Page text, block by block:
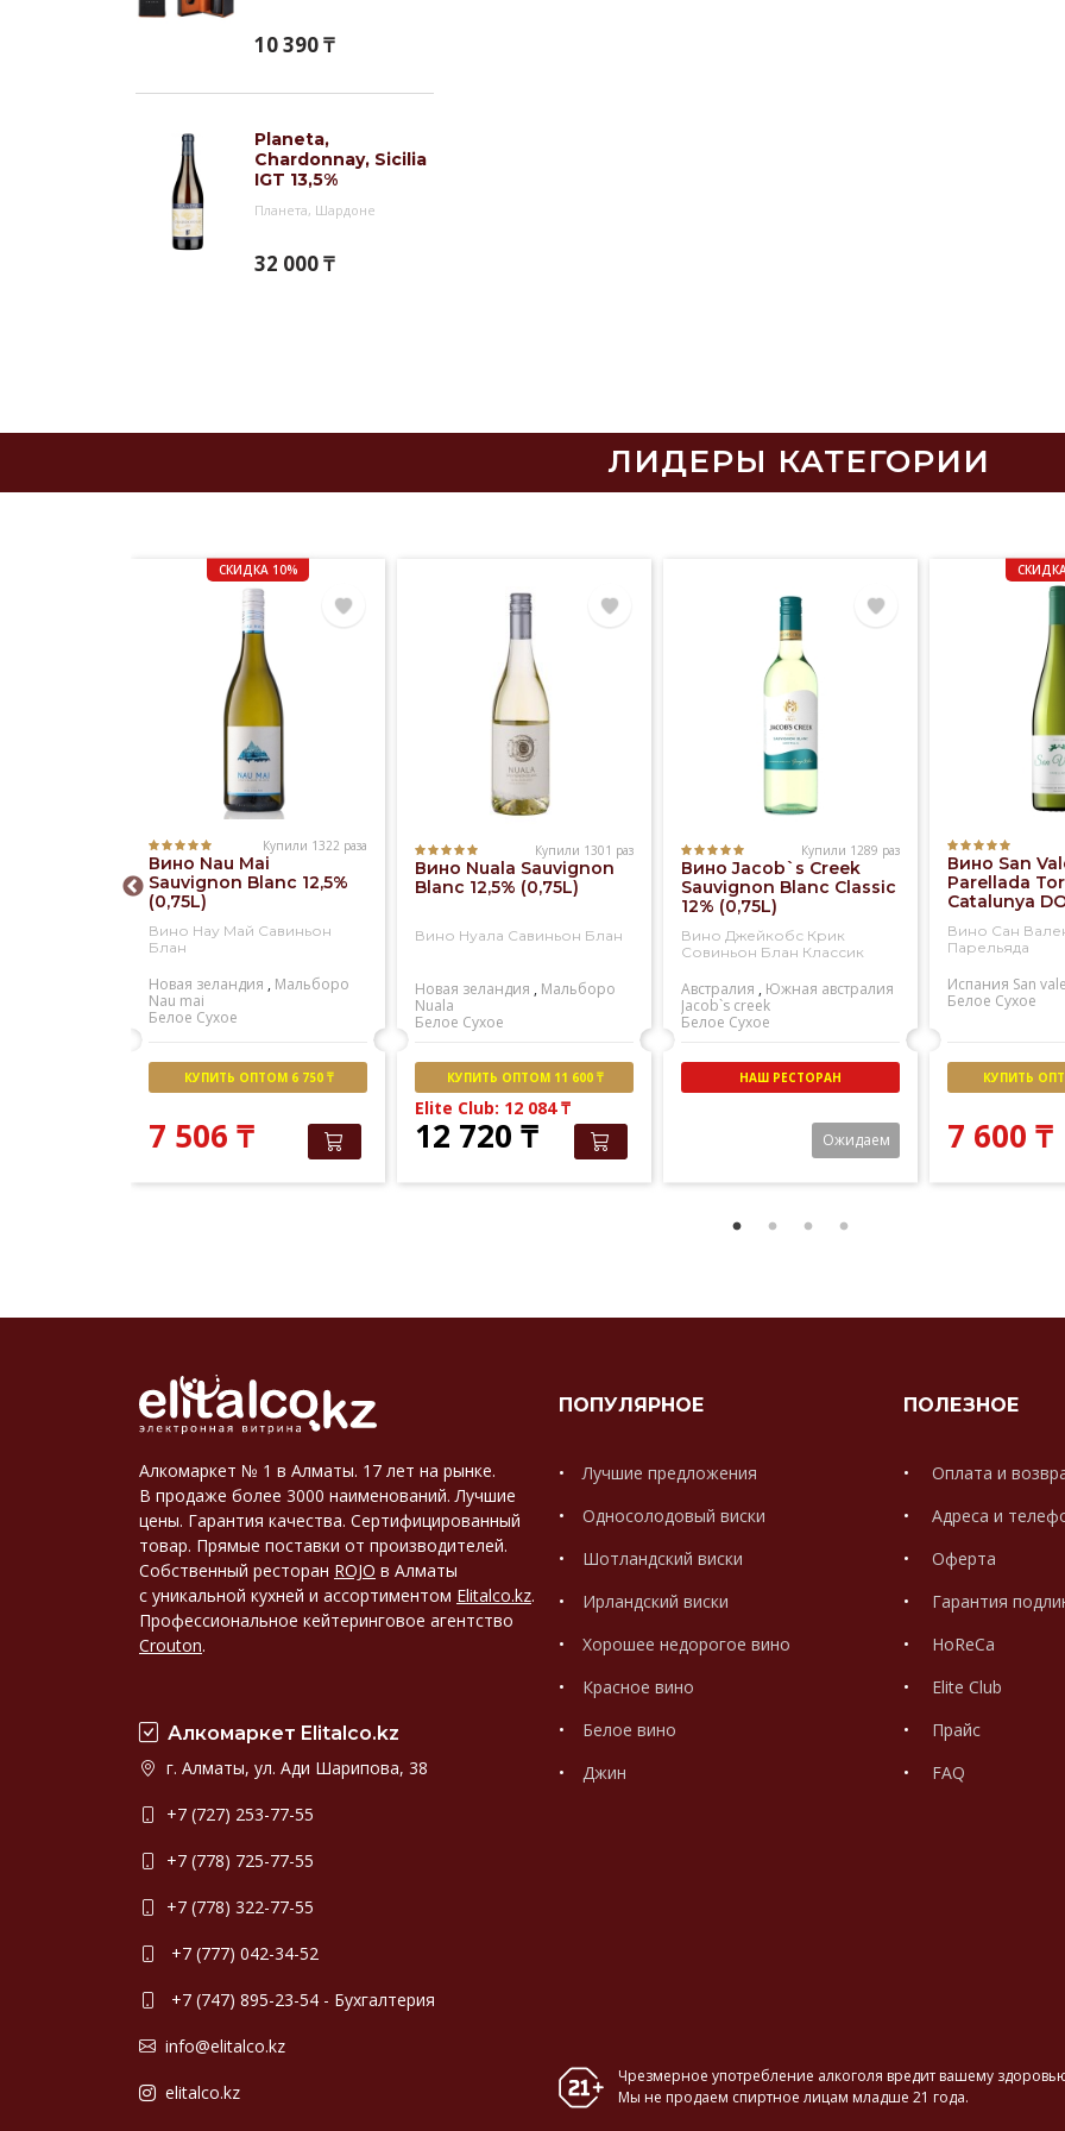
10 390 ₸
Planeta,
Chardonnay, Sicilia
IGT 13,5%
Планета, Шардоне
32 000 ₸
ЛИДЕРЫ КАТЕГОРИИ
СКИДКА 10%
Купили 1322 раза
Вино Nau Mai
Sauvignon Blanc 12,5%
(0,75L)
Вино Нау Май Савиньон
Блан
Новая зеландия , Мальборо
Nau mai
Белое Сухое
КУПИТЬ ОПТОМ 6 750 ₸
7 506 ₸
Купили 1301 раз
Вино Nuala Sauvignon
Blanc 12,5% (0,75L)
Вино Нуала Савиньон Блан
Новая зеландия , Мальборо
Nuala
Белое Сухое
КУПИТЬ ОПТОМ 11 600 ₸
Elite Club: 12 084₸
12 720 ₸
Купили 1289 раз
Вино Jacob`s Creek
Sauvignon Blanc Classic
12% (0,75L)
Вино Джейкобс Крик
Совиньон Блан Классик
Австралия , Южная австралия
Jacob`s creek
Белое Сухое
НАШ РЕСТОРАН
Ожидаем
Вино San
Parellada
Catalunya
Вино Сан
Парельяда
Испания San
Белое Сухое
КУПИТЬ
7 600 ₸
Алкомаркет № 1 в Алматы. 17 лет на рынке.
В продаже более 3000 наименований. Лучшие
цены. Гарантия качества. Сертифицированный
товар. Прямые поставки от производителей.
Собственный ресторан ROJO в Алматы
с уникальной кухней и ассортиментом Elitalco.kz.
Профессиональное кейтеринговое агентство
Crouton.
Алкомаркет Elitalco.kz
г. Алматы, ул. Ади Шарипова, 38
+7 (727) 253-77-55
+7 (778) 725-77-55
+7 (778) 322-77-55
+7 (777) 042-34-52
+7 (747) 895-23-54 - Бухгалтерия
info@elitalco.kz
elitalco.kz
ПОПУЛЯРНОЕ
Лучшие предложения
Односолодовый виски
Шотландский виски
Ирландский виски
Хорошее недорогое вино
Красное вино
Белое вино
Джин
ПОЛЕЗНОЕ
Оплата и
Адреса и
Оферта
Гарантия
HoReCa
Elite Club
Прайс
FAQ
Чрезмерное употребление алкоголя вредит вашему
Мы не продаем спиртное лицам младше 21 года.